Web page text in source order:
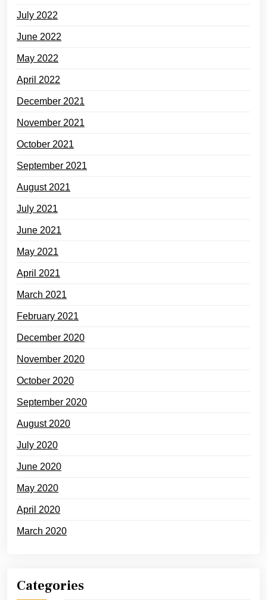
July 2022
June 2022
May 2022
April 2022
December 2021
November 2021
October 2021
September 2021
August 2021
July 2021
June 2021
May 2021
April 2021
March 2021
February 2021
December 2020
November 2020
October 2020
September 2020
August 2020
July 2020
June 2020
May 2020
April 2020
March 2020
Categories